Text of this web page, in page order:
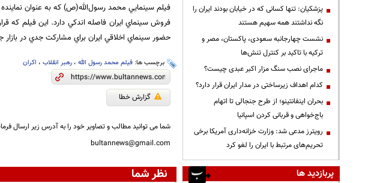
فيلم سينمايي محمد رسول‌الله(ص) كه به عنوان
فروش سينماي ايران فاصله اندكي دارد. اين فيلم كه
حضور سينماي اخلاقي ايران براي مشاركت جدي در بازار
برچسب ها: فیلم محمد رسول الله، رهبر انقلاب، اکران
گزارش خطا
شما می توانید مطالب و تصاویر خود را به آدرس زیر ارسال
bultannews@gmail.com
نظر شما
پزشکیان: تنها کسانی که در خیابان بودند ایران را
نگه نداشتند همه سهیم هستند
نشست چهارجانبه سعودی، پاکستان، مصر و
ترکیه با تاکید بر کنترل تنش‌ها
ماجرای نصب سنگ مزار اکبر عبدی چیست؟
کدام اهداف زیرساختی در مدار ایران قرار دارد؟
بحران اینفانتینو؛ از طرح جنجالی تا اتهام
باج‌خواهی و قربانی کردن اسپانیا
رویترز مدعی شد: وزارت خزانه‌داری آمریکا برخی
تحریم‌های مرتبط با ایران را لغو کرد
پربازدید ها